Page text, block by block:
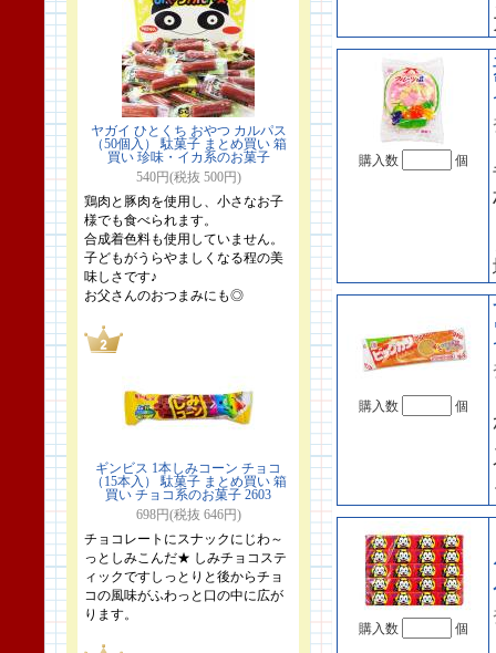
ヤガイ ひとくち おやつ カルパス
（50個入） 駄菓子 まとめ買い 箱
買い 珍味・イカ系のお菓子
540円(税抜 500円)
鶏肉と豚肉を使用し、小さなお子
様でも食べられます。
合成着色料も使用していません。
子どもがうらやましくなる程の美
味しさです♪
お父さんのおつまみにも◎
ギンビス 1本しみコーン チョコ
（15本入） 駄菓子 まとめ買い 箱
買い チョコ系のお菓子 2603
698円(税抜 646円)
チョコレートにスナックにじわ～
っとしみこんだ★ しみチョコステ
ィックですしっとりと後からチョ
コの風味がふわっと口の中に広が
ります。
購入数 個
購入数 個
購入数 個